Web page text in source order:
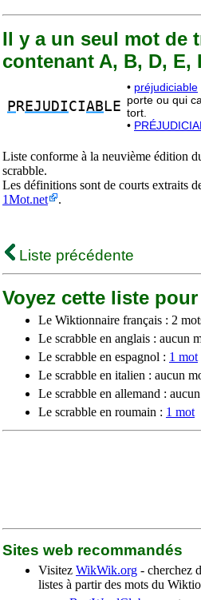
Il y a un seul mot de
contenant A, B, D, E,
P REJUDICIAB LE
• préjudiciable
porte ou qui
tort.
•
Liste conforme à la neuvième édition
scrabble.
Les définitions sont de courts extraits
1Mot.net
.
Liste précédente
Voyez cette liste pour
Le Wiktionnaire français : 2
Le scrabble en anglais : aucun
Le scrabble en espagnol : 1 mot
Le scrabble en italien : aucun
Le scrabble en allemand :
Le scrabble en roumain : 1 mot
Sites web recommandés
Visitez WikWik.org - cherchez
listes à partir des mots du